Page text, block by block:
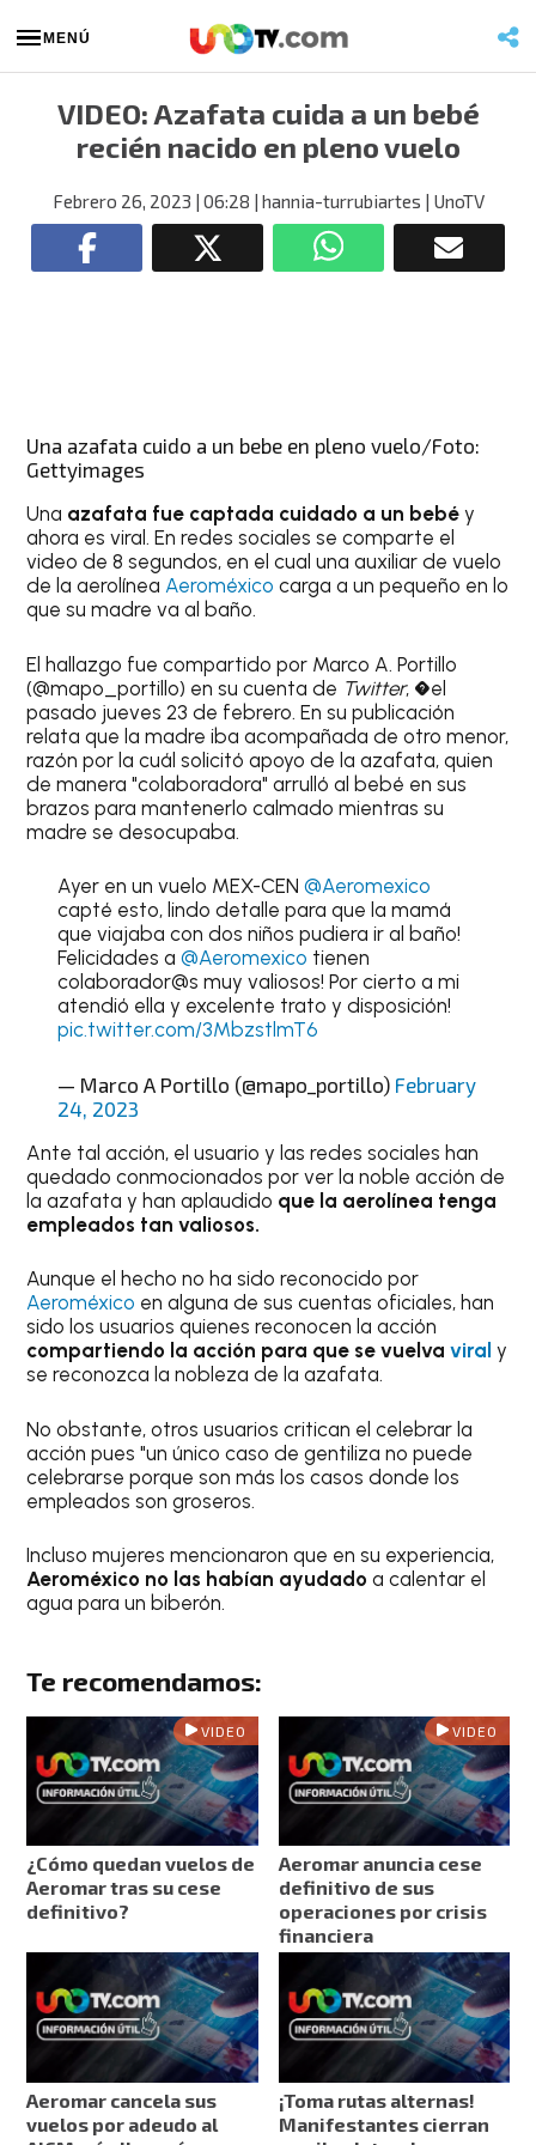
MENÚ
VIDEO: Azafata cuida a un bebé
recién nacido en pleno vuelo
Febrero 26, 2023 | 06:28 | hannia-turrubiartes | UnoTV
Una azafata cuido a un bebe en pleno vuelo/Foto:
Gettyimages
Una azafata fue captada cuidado a un bebéy
ahora es viral. En redes sociales se comparte el
video de 8 segundos, en el cual una auxiliar de vuelo
de la aerolíneaAeroméxico carga a un pequeño en lo
que su madre va al baño.
El hallazgo fue compartido por Marco A. Portillo
(@mapo_portillo) en su cuenta de Twitter, �el
pasado jueves 23 de febrero. En su publicación
relata que la madre iba acompañada de otro menor,
razón por la cuál solicitó apoyo de la azafata, quien
de manera "colaboradora" arrulló al bebé en sus
brazos para mantenerlo calmado mientras su
madre se desocupaba.
Ayer en un vuelo MEX-CEN @Aeromexico
capté esto, lindo detalle para que la mamá
que viajaba con dos niños pudiera ir al baño!
Felicidades a @Aeromexico tienen
colaborador@s muy valiosos! Por cierto a mi
atendió ella y excelente trato y disposición!
pic.twitter.com/3MbzstlmT6
— Marco A Portillo (@mapo_portillo) February
24, 2023
Ante tal acción, el usuario y las redes sociales han
quedado conmocionados por ver la noble acción de
la azafata y han aplaudido que la aerolínea tenga
empleados tan valiosos.
Aunque el hecho no ha sido reconocido por
Aeroméxico en alguna de sus cuentas oficiales, han
sido los usuarios quienes reconocen la acción
compartiendo la acción para que se vuelva viral y
se reconozca la nobleza de la azafata.
No obstante, otros usuarios critican el celebrar la
acción pues "un único caso de gentiliza no puede
celebrarse porque son más los casos donde los
empleados son groseros.
Incluso mujeres mencionaron que en su experiencia,
Aeroméxico no las habían ayudado a calentar el
agua para un biberón.
Te recomendamos:
VIDEO
¿Cómo quedan vuelos de
Aeromar tras su cese
definitivo?
VIDEO
Aeromar anuncia cese
definitivo de sus
operaciones por crisis
financiera
Aeromar cancela sus
vuelos por adeudo al
¡Toma rutas alternas!
Manifestantes cierran